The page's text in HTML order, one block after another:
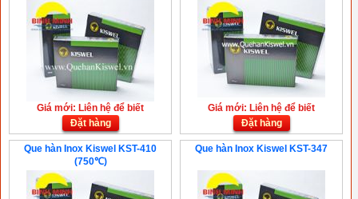
Giá mới: Liên hệ để biết
Đặt hàng
Giá mới: Liên hệ để biết
Đặt hàng
Que hàn Inox Kiswel KST-410
(750℃)
Que hàn Inox Kiswel KST-347